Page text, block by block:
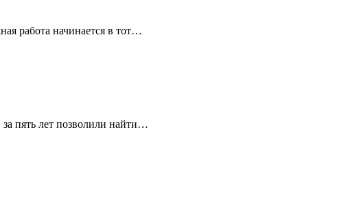
работа начинается в тот…
пять лет позволили найти…